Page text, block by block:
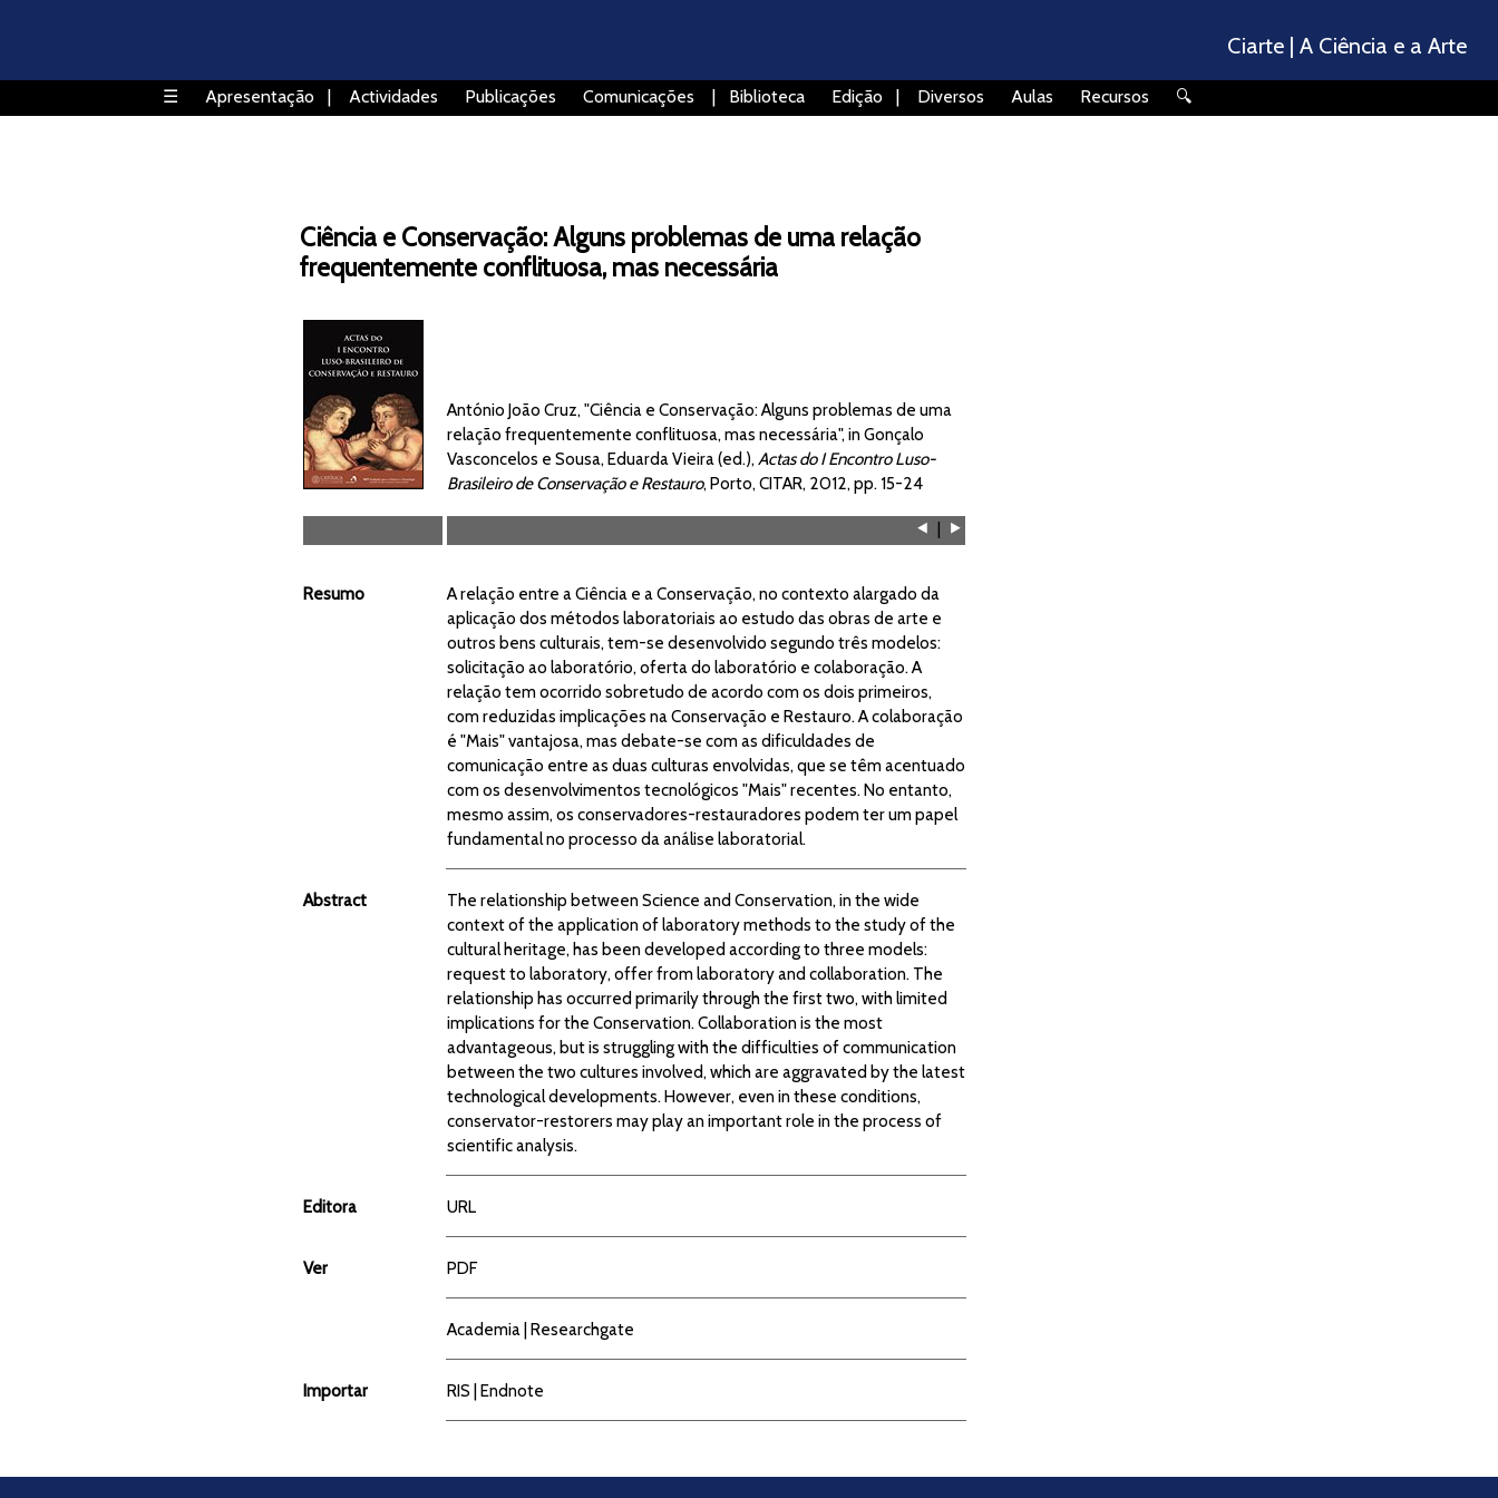
Ciarte | A Ciência e a Arte
☰ Apresentação | Actividades Publicações Comunicações | Biblioteca Edição | Diversos Aulas Recursos 🔍
Ciência e Conservação: Alguns problemas de uma relação
frequentemente conflituosa, mas necessária
António João Cruz, "Ciência e Conservação: Alguns problemas de uma
relação frequentemente conflituosa, mas necessária", in Gonçalo
Vasconcelos e Sousa, Eduarda Vieira (ed.),Actas do I Encontro Luso-
Brasileiro de Conservação e Restauro, Porto, CITAR, 2012, pp. 15-24
⯇ | ⯈
Resumo
A relação entre a Ciência e a Conservação, no contexto alargado da
aplicação dos métodos laboratoriais ao estudo das obras de arte e
outros bens culturais, tem-se desenvolvido segundo três modelos:
solicitação ao laboratório, oferta do laboratório e colaboração. A
relação tem ocorrido sobretudo de acordo com os dois primeiros,
com reduzidas implicações na Conservação e Restauro. A colaboração
é "Mais" vantajosa, mas debate-se com as dificuldades de
comunicação entre as duas culturas envolvidas, que se têm acentuado
com os desenvolvimentos tecnológicos "Mais" recentes. No entanto,
mesmo assim, os conservadores-restauradores podem ter um papel
fundamental no processo da análise laboratorial.
Abstract
The relationship between Science and Conservation, in the wide
context of the application of laboratory methods to the study of the
cultural heritage, has been developed according to three models:
request to laboratory, offer from laboratory and collaboration. The
relationship has occurred primarily through the first two, with limited
implications for the Conservation. Collaboration is the most
advantageous, but is struggling with the difficulties of communication
between the two cultures involved, which are aggravated by the latest
technological developments. However, even in these conditions,
conservator-restorers may play an important role in the process of
scientific analysis.
Editora URL
Ver PDF
Academia|Researchgate
Importar RIS |Endnote